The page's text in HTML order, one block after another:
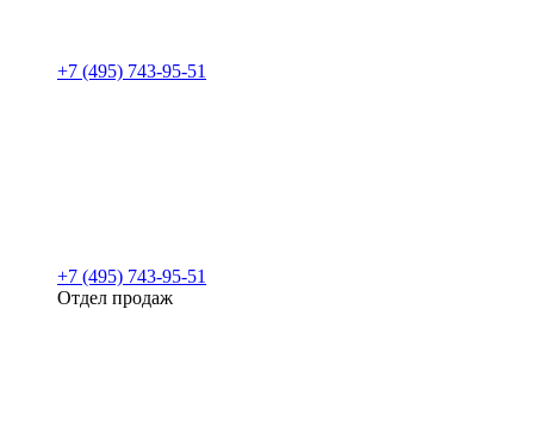
+7 (495) 743-95-51
+7 (495) 743-95-51
Отдел продаж